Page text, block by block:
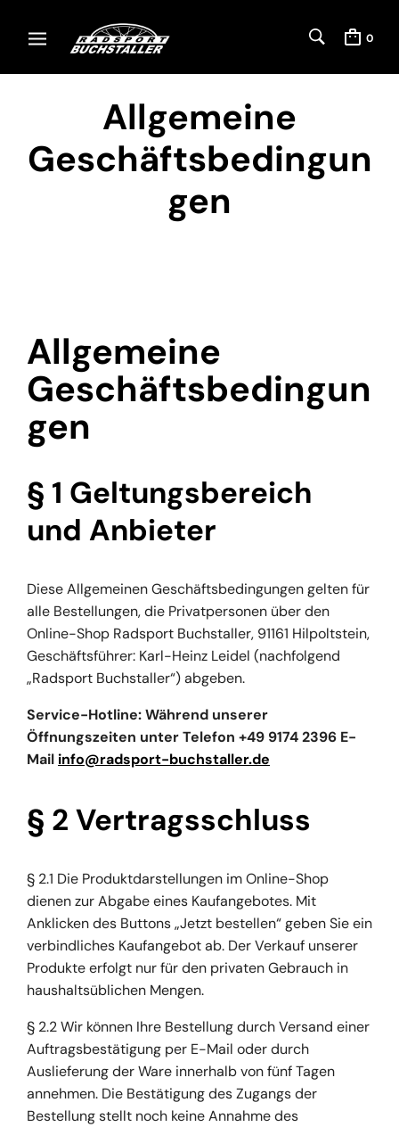
0
Allgemeine
Geschäftsbedingun
gen
Allgemeine
Geschäftsbedingun
gen
§ 1 Geltungsbereich
und Anbieter
Diese Allgemeinen Geschäftsbedingungen gelten für
alle Bestellungen, die Privatpersonen über den
Online-Shop Radsport Buchstaller, 91161 Hilpoltstein,
Geschäftsführer: Karl-Heinz Leidel (nachfolgend
„Radsport Buchstaller“) abgeben.
Service-Hotline: Während unserer
Öffnungszeiten unter Telefon +49 9174 2396 E-
Mail info@radsport-buchstaller.de
§ 2 Vertragsschluss
§ 2.1 Die Produktdarstellungen im Online-Shop
dienen zur Abgabe eines Kaufangebotes. Mit
Anklicken des Buttons „Jetzt bestellen“ geben Sie ein
verbindliches Kaufangebot ab. Der Verkauf unserer
Produkte erfolgt nur für den privaten Gebrauch in
haushaltsüblichen Mengen.
§ 2.2 Wir können Ihre Bestellung durch Versand einer
Auftragsbestätigung per E-Mail oder durch
Auslieferung der Ware innerhalb von fünf Tagen
annehmen. Die Bestätigung des Zugangs der
Bestellung stellt noch keine Annahme des